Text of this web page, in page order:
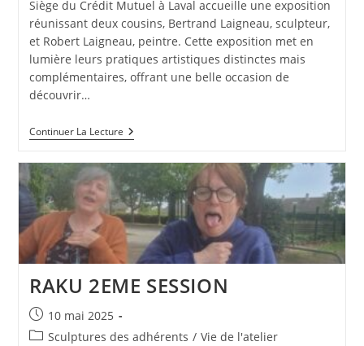
Siège du Crédit Mutuel à Laval accueille une exposition
réunissant deux cousins, Bertrand Laigneau, sculpteur,
et Robert Laigneau, peintre. Cette exposition met en
lumière leurs pratiques artistiques distinctes mais
complémentaires, offrant une belle occasion de
découvrir…
Continuer La LectureEXPOSITION
DE
ET
ROBERT
LAIGNEAU
RAKU 2EME SESSION
Publication
publiée :
10 mai 2025
PostSculptures des adhérents / Vie de l'atelier